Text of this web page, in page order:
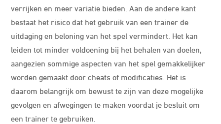
verrijken en meer variatie bieden. Aan de andere kant
bestaat het risico dat het gebruik van een trainer de
uitdaging en beloning van het spel vermindert. Het kan
leiden tot minder voldoening bij het behalen van doelen,
aangezien sommige aspecten van het spel gemakkelijker
worden gemaakt door cheats of modificaties. Het is
daarom belangrijk om bewust te zijn van deze mogelijke
gevolgen en afwegingen te maken voordat je besluit om
een trainer te gebruiken.